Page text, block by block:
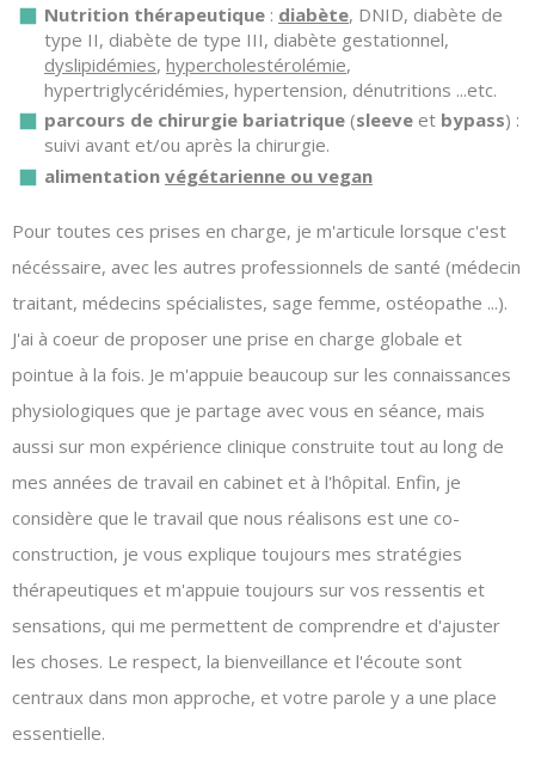
Nutrition thérapeutique : diabète, DNID, diabète de
type II, diabète de type III, diabète gestationnel,
dyslipidémies, hypercholestérolémie,
hypertriglycéridémies, hypertension, dénutritions ...etc.
parcours de chirurgie bariatrique (sleeve et bypass) :
suivi avant et/ou après la chirurgie.
alimentation végétarienne ou vegan
Pour toutes ces prises en charge, je m'articule lorsque c'est
nécéssaire, avec les autres professionnels de santé (médecin
traitant, médecins spécialistes, sage femme, ostéopathe ...).
J'ai à coeur de proposer une prise en charge globale et
pointue à la fois. Je m'appuie beaucoup sur les connaissances
physiologiques que je partage avec vous en séance, mais
aussi sur mon expérience clinique construite tout au long de
mes années de travail en cabinet et à l'hôpital. Enfin, je
considère que le travail que nous réalisons est une co-
construction, je vous explique toujours mes stratégies
thérapeutiques et m'appuie toujours sur vos ressentis et
sensations, qui me permettent de comprendre et d'ajuster
les choses. Le respect, la bienveillance et l'écoute sont
centraux dans mon approche, et votre parole y a une place
essentielle.